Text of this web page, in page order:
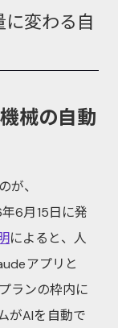
変わる自
械の自動
が、
6月15日に発
によると、人
アプリと
ランの枠内に
がAIを自動で